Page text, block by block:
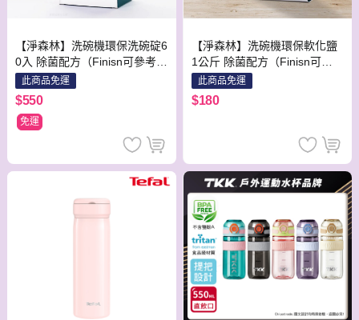
【淨森林】洗碗機環保洗碗碇6
0入 除菌配方（Finisn可參考）
BOSCH ASKO
此商品免運
$550
免運
【淨森林】洗碗機環保軟化鹽
1公斤 除菌配方（Finisn可參
考）BOSCH ASKO 台灣製造
柑橘香
此商品免運
$180